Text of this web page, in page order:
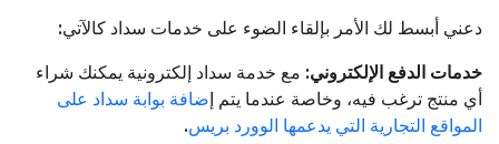
دعني أبسط لك الأمر بإلقاء الضوء على خدمات سداد كالآتي:
خدمات الدفع الإلكتروني: مع خدمة سداد إلكترونية يمكنك شراء
أي منتج ترغب فيه، وخاصة عندما يتم إضافة بوابة سداد على
المواقع التجارية التي يدعمها الوورد بريس.